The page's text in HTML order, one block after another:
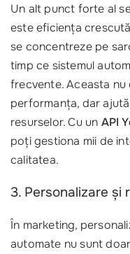
Un alt punct forte al
este eficiența
se concentreze pe
timp ce sistemul
frecvente. Aceasta
performanța, dar ajută
resurselor. Cu un API
poți gestiona mii de
calitatea.
3. Personalizare și
În marketing,
automate nu sunt